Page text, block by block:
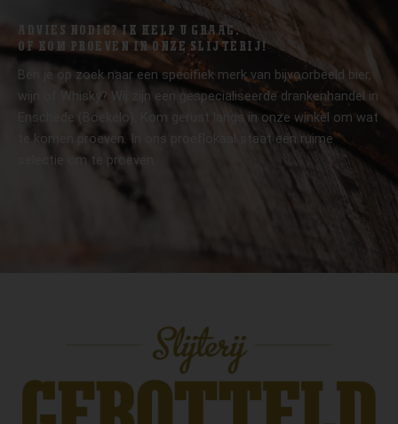
ADVIES NODIG? IK HELP U GRAAG.
OF KOM PROEVEN IN ONZE SLIJTERIJ!
Ben je op zoek naar een specifiek merk van bijvoorbeeld bier,
wijn of Whisky? Wij zijn een gespecialiseerde drankenhandel in
Enschede (Boekelo). Kom gerust langs in onze winkel om wat
te komen proeven. In ons proeflokaal staat een ruime
selectie om te proeven.